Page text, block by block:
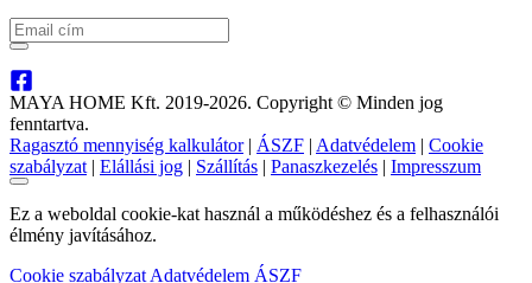
MAYA HOME Kft. 2019-2026. Copyright © Minden jog
fenntartva.
Ragasztó mennyiség kalkulátor | ÁSZF | Adatvédelem | Cookie
szabályzat | Elállási jog | Szállítás | Panaszkezelés | Impresszum
Ez a weboldal cookie-kat használ a működéshez és a felhasználói
élmény javításához.
Cookie szabályzat Adatvédelem ÁSZF